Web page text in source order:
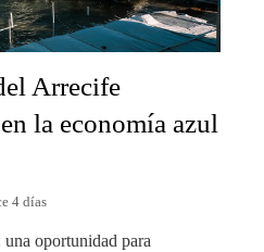
Arrecife
la economía azul
4 días
oportunidad para